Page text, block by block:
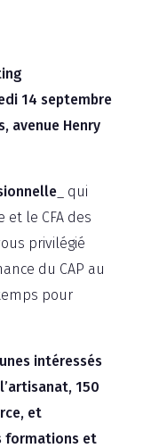
14 septembre
avenue Henry
_ qui
et le CFA des
privilégié
du CAP au
pour
intéressés
150
et
formations et